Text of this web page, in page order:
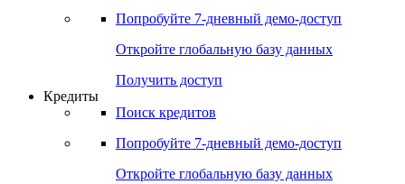
Поиск акций
Российские IPO/SPO
Попробуйте7-дневный
Откройте глобальную базу данных
Получить доступ
Поиск кредитов